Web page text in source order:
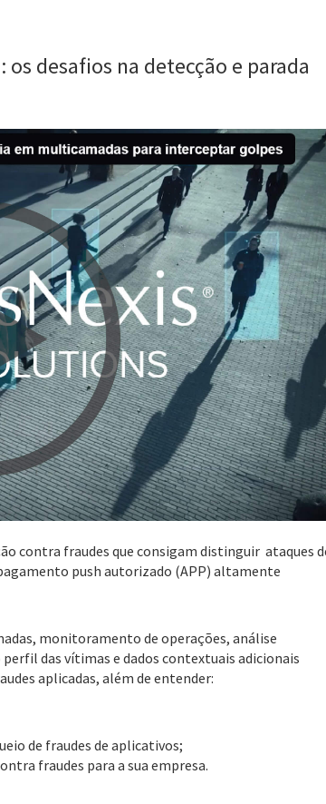
desafios na detecção e parada
contra fraudes que consigam distinguir ataques
push autorizado (APP) altamente
monitoramento de operações, análise
das vítimas e dados contextuais adicionais
aplicadas, além de entender:
de fraudes de aplicativos;
fraudes para a sua empresa.